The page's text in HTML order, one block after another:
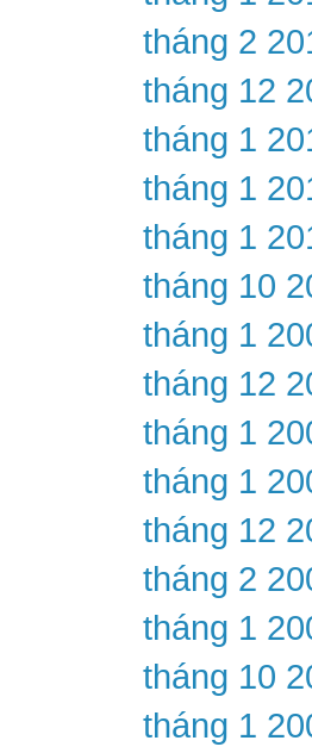
tháng 2
tháng 12
tháng 1
tháng 1
tháng 1
tháng 10
tháng 1
tháng 12
tháng 1
tháng 1
tháng 12
tháng 2
tháng 1
tháng 10
tháng 1